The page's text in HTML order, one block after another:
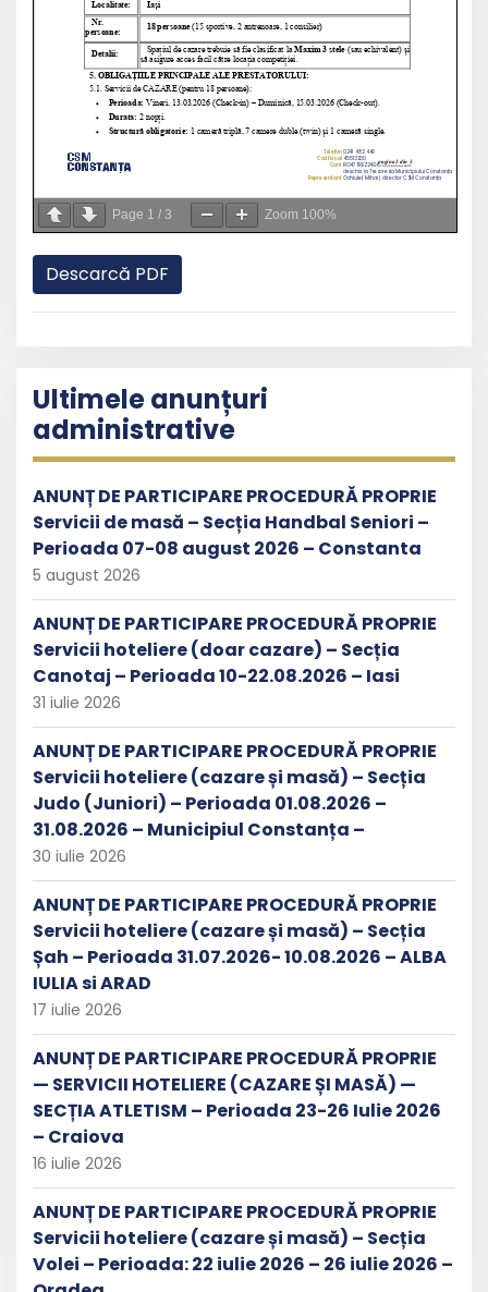
Page 1 / 3 Zoom 100%
Descarcă PDF
Ultimele anunțuri
administrative
ANUNȚ DE PARTICIPARE PROCEDURĂ PROPRIE
Servicii de masă – Secția Handbal Seniori –
Perioada 07-08 august 2026 – Constanta
5 august 2026
ANUNȚ DE PARTICIPARE PROCEDURĂ PROPRIE
Servicii hoteliere (doar cazare) – Secția
Canotaj – Perioada 10-22.08.2026 – Iasi
31 iulie 2026
ANUNȚ DE PARTICIPARE PROCEDURĂ PROPRIE
Servicii hoteliere (cazare și masă) – Secția
Judo (Juniori) – Perioada 01.08.2026 –
31.08.2026 – Municipiul Constanța –
30 iulie 2026
ANUNȚ DE PARTICIPARE PROCEDURĂ PROPRIE
Servicii hoteliere (cazare și masă) – Secția
Șah – Perioada 31.07.2026- 10.08.2026 – ALBA
IULIA si ARAD
17 iulie 2026
ANUNȚ DE PARTICIPARE PROCEDURĂ PROPRIE
— SERVICII HOTELIERE (CAZARE ȘI MASĂ) —
SECȚIA ATLETISM – Perioada 23-26 Iulie 2026
– Craiova
16 iulie 2026
ANUNȚ DE PARTICIPARE PROCEDURĂ PROPRIE
Servicii hoteliere (cazare și masă) – Secția
Volei – Perioada: 22 iulie 2026 – 26 iulie 2026 –